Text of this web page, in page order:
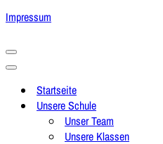
Impressum
Navigationsmenü
Navigationsmenü
Startseite
Unsere Schule
Unser Team
Unsere Klassen